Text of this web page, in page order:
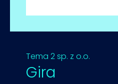
Tema 2 sp. z o.o.
Gira